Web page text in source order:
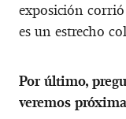
exposición
es un estrecho
Por último,
veremos